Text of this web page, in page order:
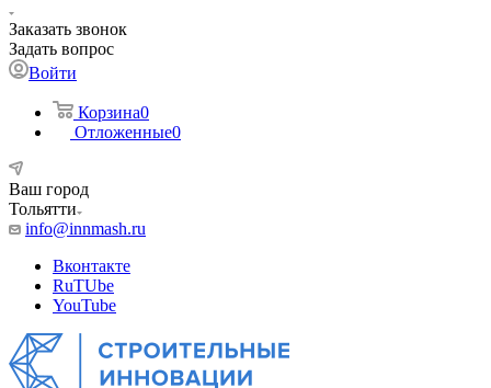
Заказать звонок
Задать вопрос
Войти
Корзина0
Отложенные0
Ваш город
Тольятти
info@innmash.ru
Вконтакте
RuTUbe
YouTube